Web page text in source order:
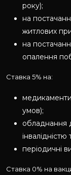
року);
на
житлових
на
опалення
Ставка 5% на:
умов);
обладнання
періодичні
Ставка 0% на